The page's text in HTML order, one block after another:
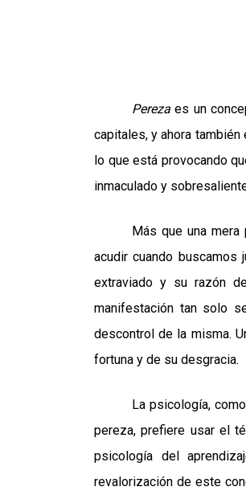
Pereza es un
capitales, y ahora
lo que está provocando
inmaculado y
Más que una
acudir cuando
extraviado y su razón
manifestación tan solo
descontrol de la misma.
fortuna y de su desgracia.
La psicología,
pereza, prefiere usar el
psicología del
revalorización de este